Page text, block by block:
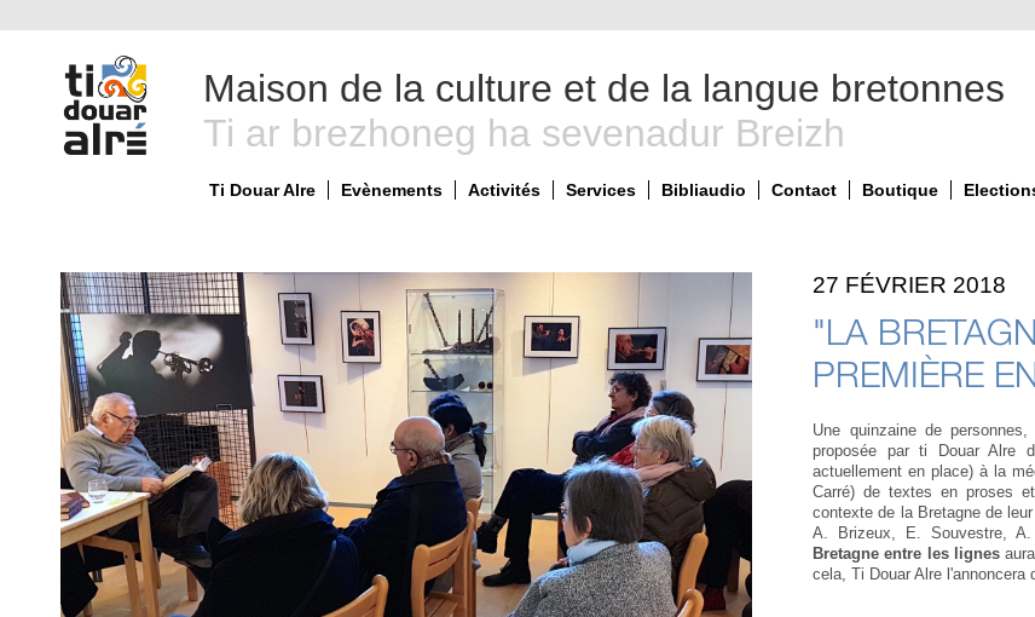
Maison de la culture et de la langue bretonnes
Ti ar brezhoneg ha sevenadur Breizh
Ti Douar Alre Evènements Activités Services Bibliaudio Contact Boutique
27 FÉVRIER 2018
"LA
PREMIÈRE
Une quinzaine de
proposée par ti Douar Alre
actuellement en place) à la
Carré) de textes en proses
contexte de la Bretagne de
A. Brizeux, E. Souvestre,
Bretagne entre les lignesaura
cela, Ti Douar Alre